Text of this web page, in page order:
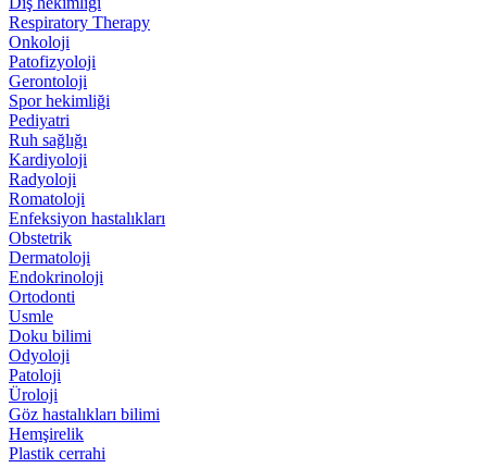
Respiratory Therapy
Onkoloji
Patofizyoloji
Gerontoloji
Spor hekimliği
Pediyatri
Ruh sağlığı
Kardiyoloji
Radyoloji
Romatoloji
Enfeksiyon hastalıkları
Obstetrik
Dermatoloji
Endokrinoloji
Ortodonti
Usmle
Doku bilimi
Odyoloji
Patoloji
Üroloji
Göz hastalıkları bilimi
Hemşirelik
Plastik cerrahi